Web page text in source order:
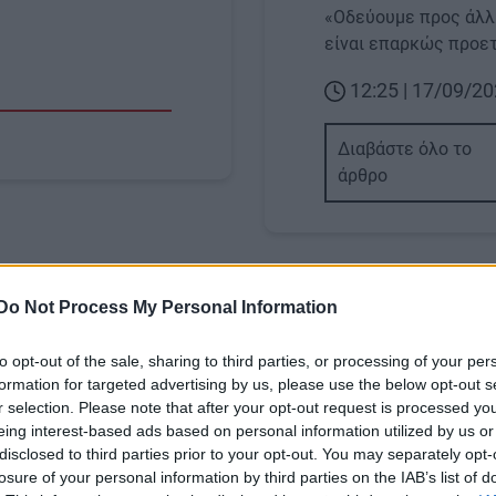
Do Not Process My Personal Information
opt-out of the sale, sharing to third parties, or processing of your
for targeted advertising by us, please use the below opt-out
selection. Please note that after your opt-out request is processed
interest-based ads based on personal information utilized by us
to third parties prior to your opt-out. You may separately
of your personal information by third parties on the IAB’s list of
«Οδεύουμε προς
είναι επαρκώς
12:25 | 17/09/
Διαβάστε όλο το
άρθρο
Στην Αθήνα
Image
ΕΠΙΣΤΗΜΗ
Μπιλ Γκέιτς: Θέλει να